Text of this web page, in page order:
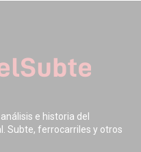
e historia del
Subte, ferrocarriles y otros